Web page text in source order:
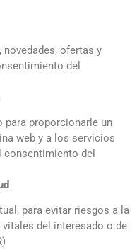
ofertas y
del
para proporcionarle un
web y a los servicios
del
para evitar riesgos a la
del interesado o de